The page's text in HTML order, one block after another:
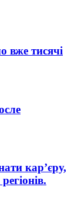
вже тисячі
кар’єру,